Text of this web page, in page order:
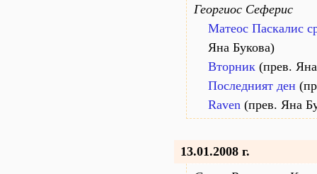
Георгиос Сеферис
Матеос Паскалис
Яна Букова)
Вторник (прев.
Последният ден
Raven (прев. Яна
13.01.2008 г.